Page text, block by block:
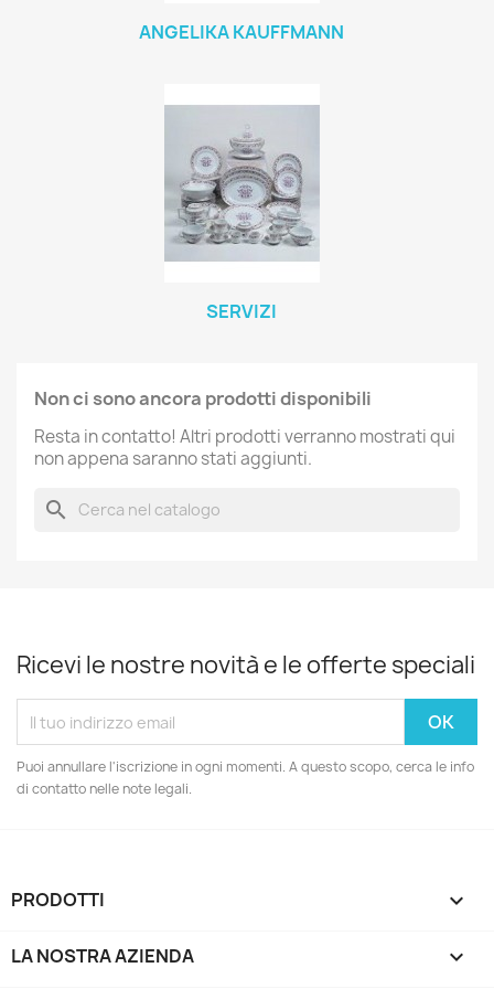
ANGELIKA KAUFFMANN
SERVIZI
Non ci sono ancora prodotti disponibili
Resta in contatto! Altri prodotti verranno mostrati qui
non appena saranno stati aggiunti.
search
Ricevi le nostre novità e le offerte speciali
Puoi annullare l'iscrizione in ogni momenti. A questo scopo, cerca le info
di contatto nelle note legali.
PRODOTTI 
LA NOSTRA AZIENDA 